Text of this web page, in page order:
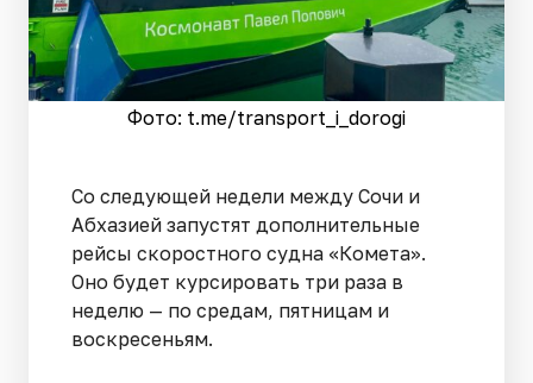
Фото: t.me/transport_i_dorogi
Со следующей недели между Сочи и
Абхазией запустят дополнительные
рейсы скоростного судна «Комета».
Оно будет курсировать три раза в
неделю — по средам, пятницам и
воскресеньям.